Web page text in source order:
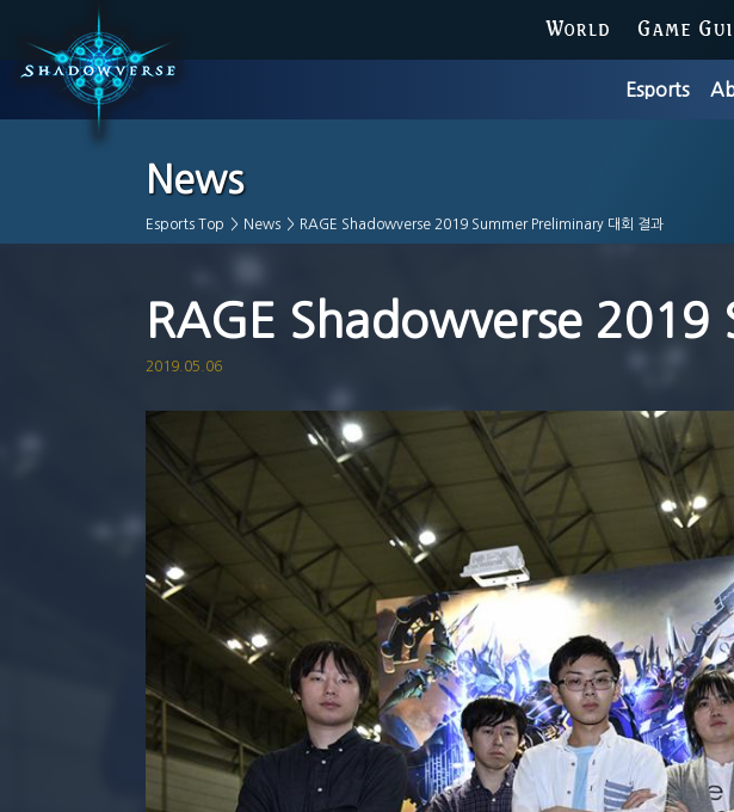
WORLD GAME GUIDE
Esports
News
Esports Top > News > RAGE Shadowverse 2019 Summer Preliminary 대회 결과
RAGE Shadowverse
2019.05.06